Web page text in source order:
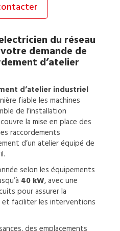
du réseau
demande de
d’atelier
d’atelier industriel
fiable les machines
de l’installation
la mise en place des
raccordements
d’un atelier équipé de
selon les équipements
40 kW, avec une
pour assurer la
faciliter les interventions
des emplacements